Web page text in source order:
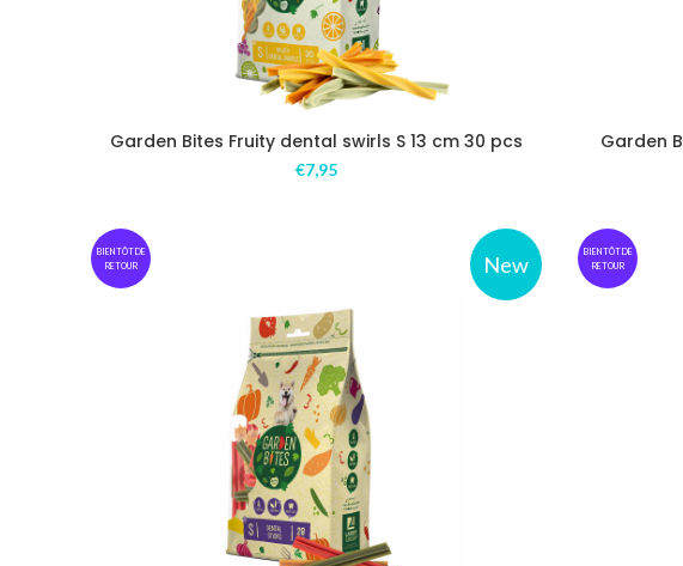
Garden Bites Fruity dental swirls S 13 cm 30 pcs
€7,95
Garden
New
BIENTÔT DE
RETOUR
BIENTÔT DE
RETOUR